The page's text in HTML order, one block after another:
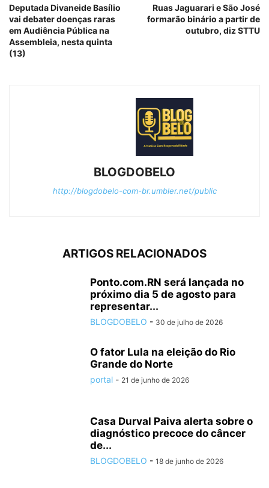
Deputada Divaneide Basílio
vai debater doenças raras
em Audiência Pública na
Assembleia, nesta quinta
(13)
Ruas Jaguarari e São José
formarão binário a partir de
outubro, diz STTU
BLOGDOBELO
http://blogdobelo-com-br.umbler.net/public
ARTIGOS RELACIONADOS
Ponto.com.RN será lançada no
próximo dia 5 de agosto para
representar...
BLOGDOBELO - 30 de julho de 2026
O fator Lula na eleição do Rio
Grande do Norte
portal - 21 de junho de 2026
Casa Durval Paiva alerta sobre o
diagnóstico precoce do câncer
de...
BLOGDOBELO - 18 de junho de 2026